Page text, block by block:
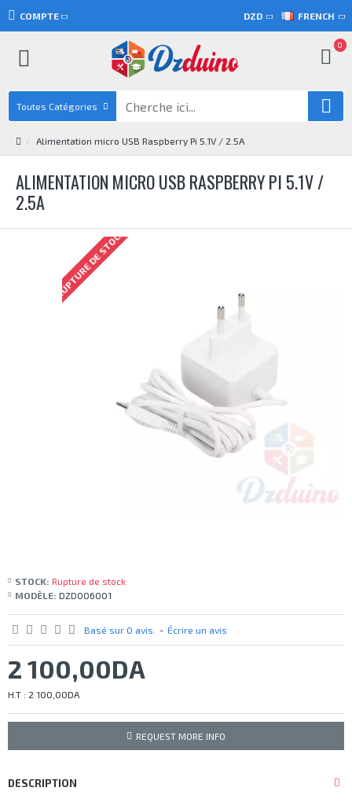
COMPTE DZD FRENCH
0
Toutes Catégories
Alimentation micro USB Raspberry Pi 5.1V / 2.5A
ALIMENTATION MICRO USB RASPBERRY PI 5.1V /
2.5A
RUPTURE DE STOCK
STOCK: Rupture de stock
MODÈLE: DZD006001
Basé sur 0 avis. - Écrire un avis
2 100,00DA
H.T : 2 100,00DA
REQUEST MORE INFO
DESCRIPTION